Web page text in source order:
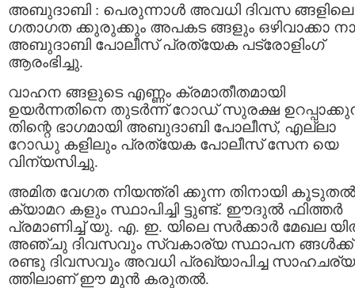
അബുദാബി : പെരുന്നാൾ അവധി ദിവസ ങ്ങളിലെ
ഗതാഗത ക്കുരുക്കും അപകട ങ്ങളും ഒഴിവാക്കാ
അബുദാബി പോലീസ് പ്രത്യേക പട്രോളിംഗ്
ആരംഭിച്ചു.
വാഹന ങ്ങളുടെ എണ്ണം ക്രമാതീതമായി
ഉയര്‍ന്നതിനെ തുടര്‍ന്ന് റോഡ് സുരക്ഷ
തിന്റെ ഭാഗമായി അബുദാബി പോലീസ്, എല്ലാ
റോഡു കളിലും പ്രത്യേക പോലീസ് സേന യെ
വിന്യസിച്ചു.
അമിത വേഗത നിയന്ത്രി ക്കുന്ന തിനായി കൂടുതല്‍
ക്യാമറ കളും സ്ഥാപിച്ചി ട്ടുണ്ട്. ഈദുൽ ഫിത്തർ
പ്രമാണിച്ച് യു. എ. ഇ. യിലെ സർക്കാർ മേഖല
അഞ്ചു ദിവസവും സ്വകാര്യ സ്ഥാപന ങ്ങൾക്ക്
രണ്ടു ദിവസവും അവധി പ്രഖ്യാപിച്ച സാഹചര്യ
ത്തിലാണ് ഈ മുൻ കരുതൽ.